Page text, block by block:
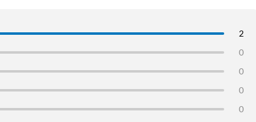
2
0
0
0
0